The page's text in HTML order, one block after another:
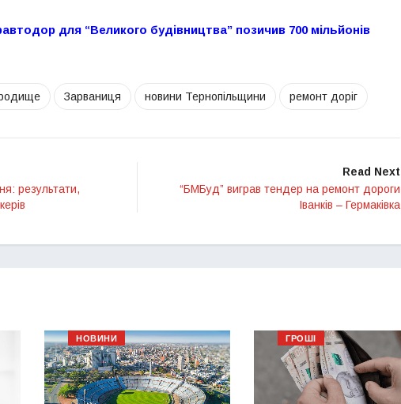
для “Великого будівництва” позичив 700 мільйонів
Зарваниця новини Тернопільщини ремонт доріг
результати,
Read Next
“БМБуд” виграв тендер на ремонт дороги
Іванків – Гермаківка
НОВИНИ ГРОШІ